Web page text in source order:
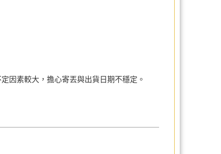
因素較大，擔心寄丟與出貨日期不穩定。